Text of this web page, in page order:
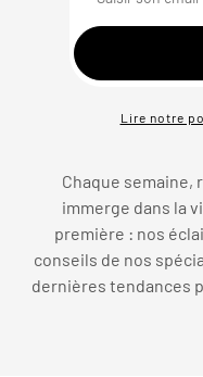
Lire notre
Chaque semaine,
immerge dans la
première : nos
conseils de nos
dernières tendances